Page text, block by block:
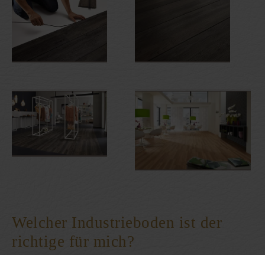
Welcher Industrieboden ist der
richtige für mich?